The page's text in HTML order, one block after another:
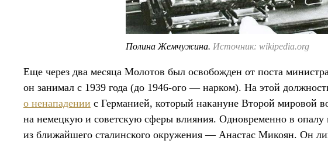
Полина Жемчужина. Источник: wikipedia.org
Еще через два месяца Молотов был освобожден от поста
он занимал с 1939 года (до 1946-ого — нарком). На этой
о ненападении с Германией, который накануне Второй мировой
на немецкую и советскую сферы влияния. Одновременно в опалу
из ближайшего сталинского окружения — Анастас Микоян. Он